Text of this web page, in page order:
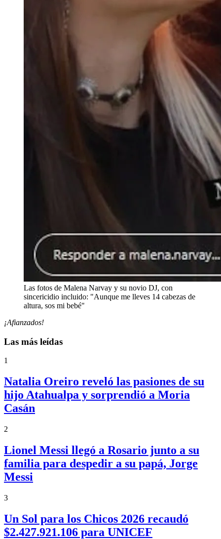
Las fotos de Malena Narvay y su novio DJ, con
sincericidio incluido: "Aunque me lleves 14 cabezas de
altura, sos mi bebé"
¡Afianzados!
Las más leídas
1
Natalia Oreiro reveló las pasiones de su
hijo Atahualpa y sorprendió a Moria
Casán
2
Lionel Messi llegó a Rosario junto a su
familia para despedir a su papá, Jorge
Messi
3
Un Sol para los Chicos 2026 recaudó
$2.427.921.106 para UNICEF